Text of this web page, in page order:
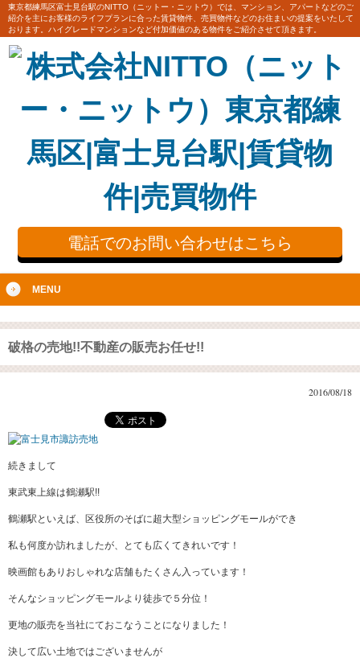
東京都練馬区富士見台駅のNITTO（ニットー・ニットウ）では、マンション、アパートなどのご
紹介を主にお客様のライフプランに合った賃貸物件、売買物件などのお住まいの提案をいたして
おります。ハイグレードマンションなど付加価値のある物件をご紹介させて頂きます。
電話でのお問い合わせはこちら
MENU
破格の売地!!不動産の販売お任せ!!
2016/08/18
続きまして
東武東上線は鶴瀬駅!!
鶴瀬駅といえば、区役所のそばに超大型ショッピングモールができ
私も何度か訪れましたが、とても広くてきれいです！
映画館もありおしゃれな店舗もたくさん入っています！
そんなショッピングモールより徒歩で５分位！
更地の販売を当社にておこなうことになりました！
決して広い土地ではございませんが